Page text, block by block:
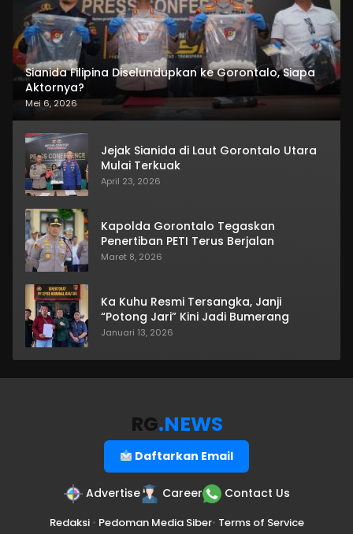
Sianida Filipina Diselundupkan ke Gorontalo, Siapa
Aktornya?
Mei 6, 2026
Jejak Sianida di Laut Gorontalo Utara
Mulai Terkuak
April 23, 2026
Kapolda Gorontalo Tegaskan
Penertiban PETI Terus Berjalan
Maret 8, 2026
Ka Kuhu Resmi Tersangka, Janji
“Potong Jari” Kini Jadi Bumerang
Januari 13, 2026
RG.NEWS
Daftarkan Email
Advertise Career Contact Us
Redaksi• Pedoman Media Siber• Terms of Service